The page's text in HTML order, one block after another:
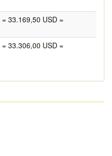
= 33.169,50 USD =
= 33.306,00 USD =